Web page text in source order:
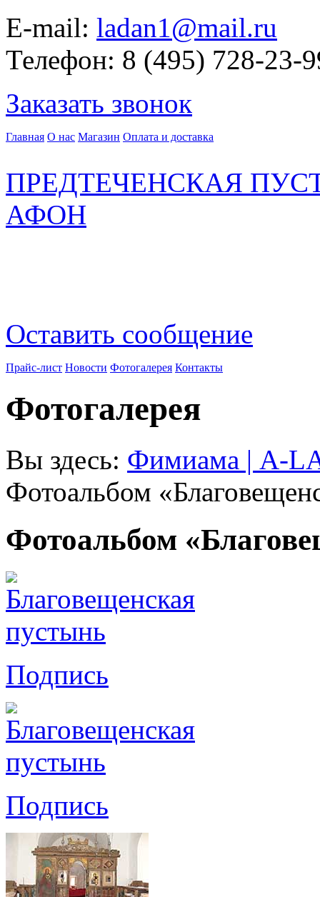
E-mail: ladan1@mail.ru
Телефон: 8 (495) 728-23-
Заказать звонок
Главная О нас Магазин Оплата и доставка
ПРЕДТЕЧЕНСКАЯ
АФОН
Оставить сообщение
Прайс-лист Новости Фотогалерея Контакты
Фотогалерея
Вы здесь: Фимиама | A-
Фотоальбом
Фотоальбом
Подпись
Подпись